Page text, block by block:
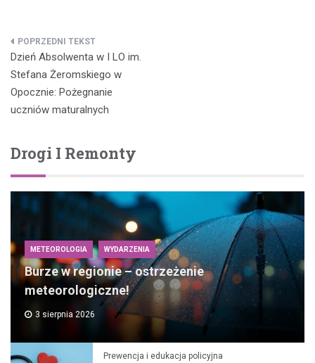
Nawigacja
wpisu
Dzień Absolwenta w I LO im.
Stefana Żeromskiego w
Opocznie: Pożegnanie
uczniów maturalnych
Drogi I Remonty
METEOROLOGIA WYDARZENIA
Burze w regionie – ostrzeżenie
meteorologiczne!
3 sierpnia 2026
Prewencja i edukacja policyjna